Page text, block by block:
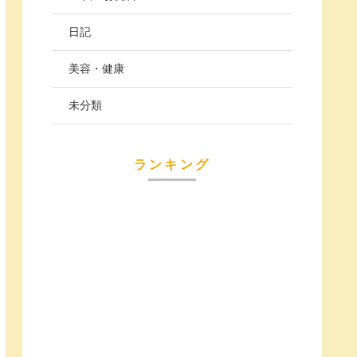
日記
美容・健康
未分類
ランキング